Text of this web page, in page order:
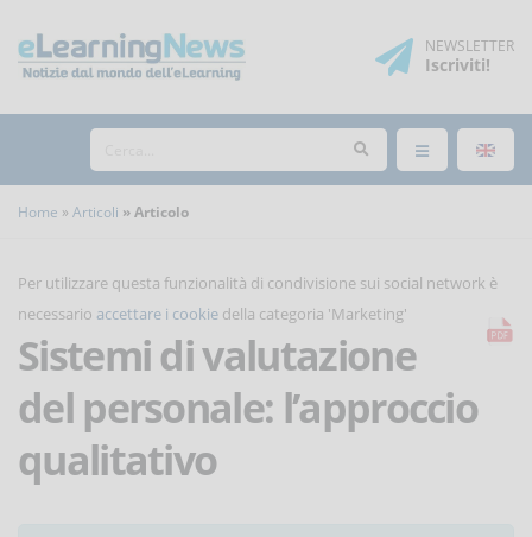
NEWSLETTER
Iscriviti!
Home Articoli Articolo
Per utilizzare questa funzionalità di condivisione sui social network è
necessario accettare i cookie della categoria 'Marketing'
Sistemi di valutazione
del personale: l’approccio
qualitativo